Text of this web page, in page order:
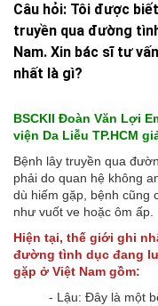
Câu hỏi: Tôi được
truyền qua đường
Nam. Xin bác sĩ tư
nhất là gì?
BSCKII Đoàn Văn Lợi
viện Da Liễu TP.HCM
Bệnh lây truyền qua
phải do quan hệ không
dù hiếm gặp, bệnh cũng
như vuốt ve hoặc ôm ấp.
Hiện tại, thế giới ghi
đường tình dục đang
gặp ở Việt Nam gồm:
- Lậu: Đây là một